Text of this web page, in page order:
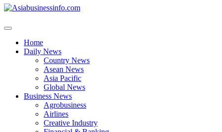
Home
Daily News
Country News
Asean News
Asia Pacific
Global News
Business News
Agrobusiness
Airlines
Creative Industry